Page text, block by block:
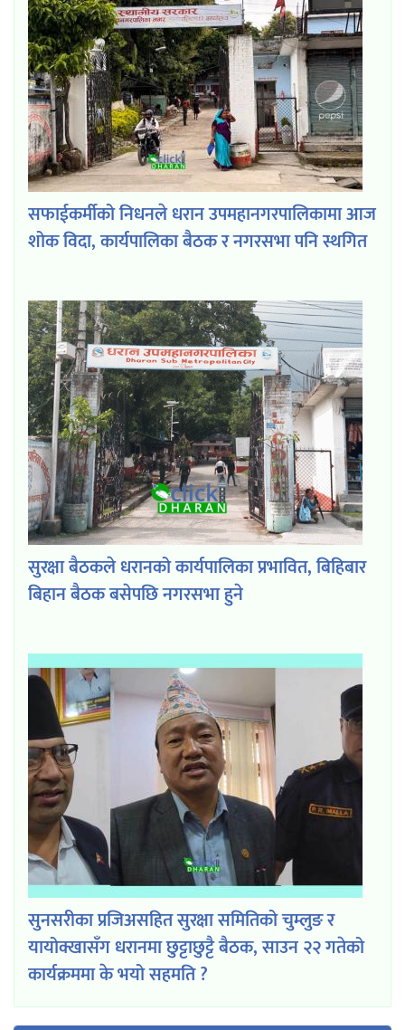
सफाईकर्मीको निधनले धरान उपमहानगरपालिकामा आज
शोक विदा, कार्यपालिका बैठक र नगरसभा पनि स्थगित
सुरक्षा बैठकले धरानको कार्यपालिका प्रभावित, बिहिबार
बिहान बैठक बसेपछि नगरसभा हुने
सुनसरीका प्रजिअसहित सुरक्षा समितिको चुम्लुङ र
यायोक्खासँग धरानमा छुट्टाछुट्टै बैठक, साउन २२ गतेको
कार्यक्रममा के भयो सहमति ?